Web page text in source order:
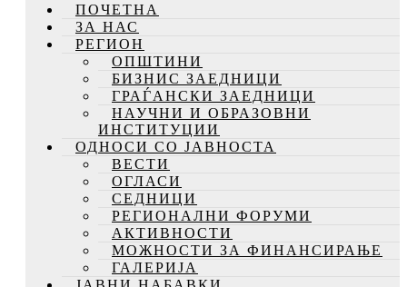
ПОЧЕТНА
ЗА НАС
РЕГИОН
ОПШТИНИ
БИЗНИС ЗАЕДНИЦИ
ГРАЃАНСКИ ЗАЕДНИЦИ
НАУЧНИ И ОБРАЗОВНИ
ИНСТИТУЦИИ
ОДНОСИ СО ЈАВНОСТА
ВЕСТИ
ОГЛАСИ
СЕДНИЦИ
РЕГИОНАЛНИ ФОРУМИ
АКТИВНОСТИ
МОЖНОСТИ ЗА ФИНАНСИРАЊЕ
ГАЛЕРИЈА